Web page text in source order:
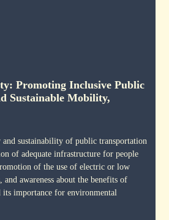
Promoting Inclusive Public
Sustainable Mobility,
sustainability of public transportation
of adequate infrastructure for people
of the use of electric or low
and awareness about the benefits of
its importance for environmental